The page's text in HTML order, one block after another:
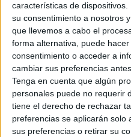
características de
su consentimiento a nosotros
que llevemos a cabo el
forma alternativa, puede
consentimiento o acceder a
cambiar sus preferencias
Tenga en cuenta que algún
personales puede no requerir
tiene el derecho de rechazar
preferencias se aplicarán solo
sus preferencias o retirar su
¿En qué año terminas (o
Soy estudiante de:*
Términos y